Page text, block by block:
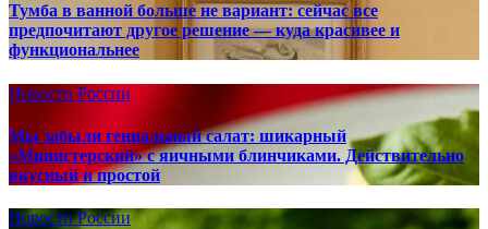
Тумба в ванной больше не вариант: сейчас все
предпочитают другое решение — куда красивее и
функциональнее
Новости России
Мы забыли гениальный салат: шикарный
«Министерский» с яичными блинчиками. Действительно
вкусный и простой
Новости России